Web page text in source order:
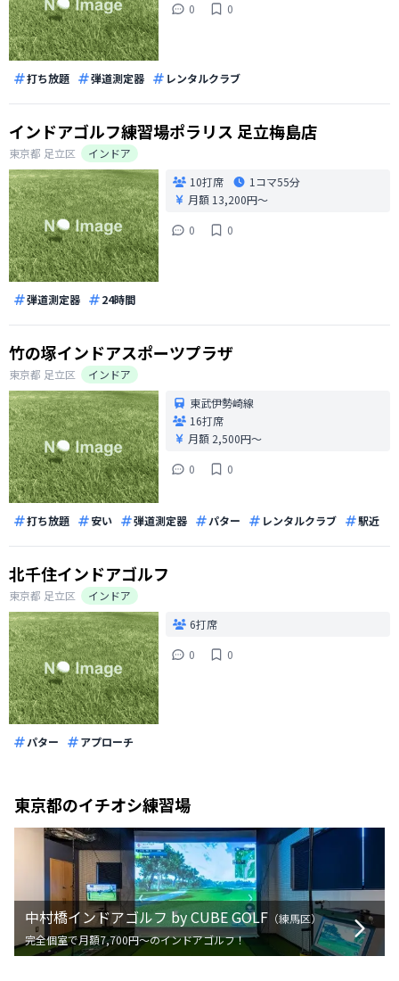
0
0
打ち放題 弾道測定器 レンタルクラブ
インドアゴルフ練習場ポラリス 足立梅島店
東京都 足立区
インドア
10打席
1コマ55分
月額 13,200円〜
0
0
弾道測定器 24時間
竹の塚インドアスポーツプラザ
東京都 足立区
インドア
東武伊勢崎線
16打席
月額 2,500円〜
0
0
打ち放題 安い 弾道測定器 パター レンタルクラブ 駅近
北千住インドアゴルフ
東京都 足立区
インドア
6打席
0
0
パター アプローチ
東京都のイチオシ練習場
中村橋インドアゴルフ by CUBE GOLF （練馬区）
完全個室で月額7,700円〜のインドアゴルフ！